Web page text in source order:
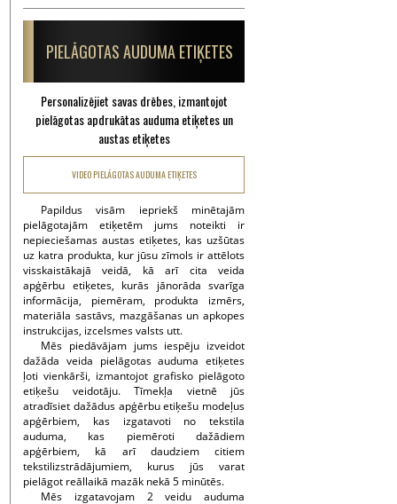
PIELĀGOTAS AUDUMA ETIĶETES
Personalizējiet savas drēbes, izmantojot
pielāgotas apdrukātas auduma etiķetes un
austas etiķetes
VIDEO PIELĀGOTAS AUDUMA ETIĶETES
Papildus visām iepriekš minētajām
pielāgotajām etiķetēm jums noteikti ir
nepieciešamas austas etiķetes, kas uzšūtas
uz katra produkta, kur jūsu zīmols ir attēlots
visskaistākajā veidā, kā arī cita veida
apģērbu etiķetes, kurās jānorāda svarīga
informācija, piemēram, produkta izmērs,
materiāla sastāvs, mazgāšanas un apkopes
instrukcijas, izcelsmes valsts utt.
Mēs piedāvājam jums iespēju izveidot
dažāda veida pielāgotas auduma etiķetes
ļoti vienkārši, izmantojot grafisko pielāgoto
etiķešu veidotāju. Tīmekļa vietnē jūs
atradīsiet dažādus apģērbu etiķešu modeļus
apģērbiem, kas izgatavoti no tekstila
auduma, kas piemēroti dažādiem
apģērbiem, kā arī daudziem citiem
tekstilizstrādājumiem, kurus jūs varat
pielāgot reāllaikā mazāk nekā 5 minūtēs.
Mēs izgatavojam 2 veidu auduma